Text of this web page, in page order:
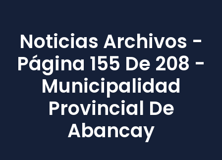
Noticias Archivos -
Página 155 De 208 -
Municipalidad
Provincial De
Abancay